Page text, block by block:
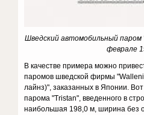
Шведский автомобильный паром
феврале
В качестве примера можно
паромов шведской фирмы
лайнз)", заказанных в Японии.
парома "Tristan", введенного в
наибольшая 198,0 м, ширина без